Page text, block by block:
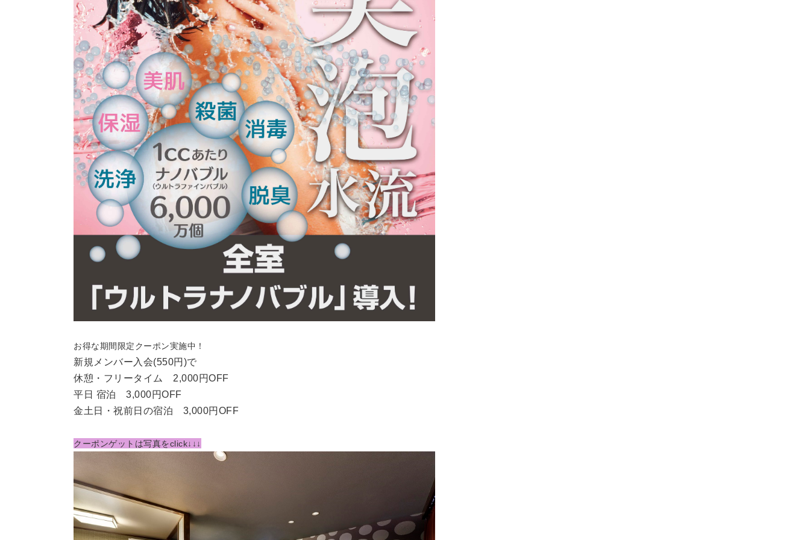
お得な期間限定クーポン実施中！
新規メンバー入会(550円)で
休憩・フリータイム 2,000円OFF
平日 宿泊 3,000円OFF
金土日・祝前日の宿泊 3,000円OFF
クーポンゲットは写真をclick↓↓↓